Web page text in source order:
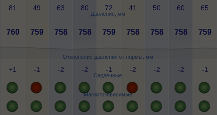
Давление, мм
Отклонение давления от нормы, мм
Сердечные
Магнитозависимые
81 49 63 80 72 41 50 60 65
760 759 758 758 759 758 758 758 759
+1 -1 -2 -2 -1 -2 -2 -2 -1